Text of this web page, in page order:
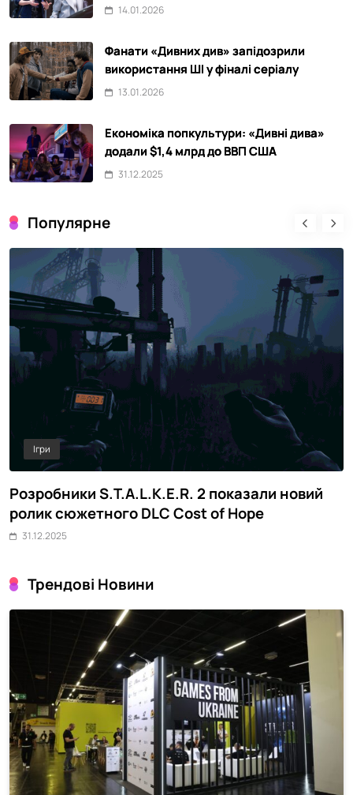
14.01.2026
Фанати «Дивних див» запідозрили
використання ШІ у фіналі серіалу
13.01.2026
Економіка попкультури: «Дивні дива»
додали $1,4 млрд до ВВП США
31.12.2025
Популярне
Ігри
Розробники S.T.A.L.K.E.R. 2 показали новий
ролик сюжетного DLC Cost of Hope
31.12.2025
Трендові Новини